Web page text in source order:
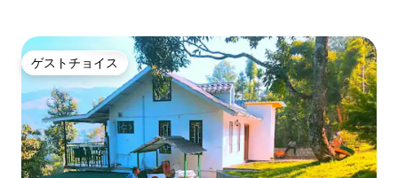
ゲストチョイス
ゲストチョイス